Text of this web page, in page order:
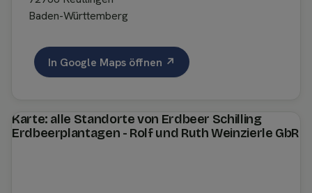
Baden-Württemberg
In Google Maps öffnen ↗
Karte: alle Standorte von Erdbeer Schilling
Erdbeerplantagen - Rolf und Ruth Weinzierle GbR